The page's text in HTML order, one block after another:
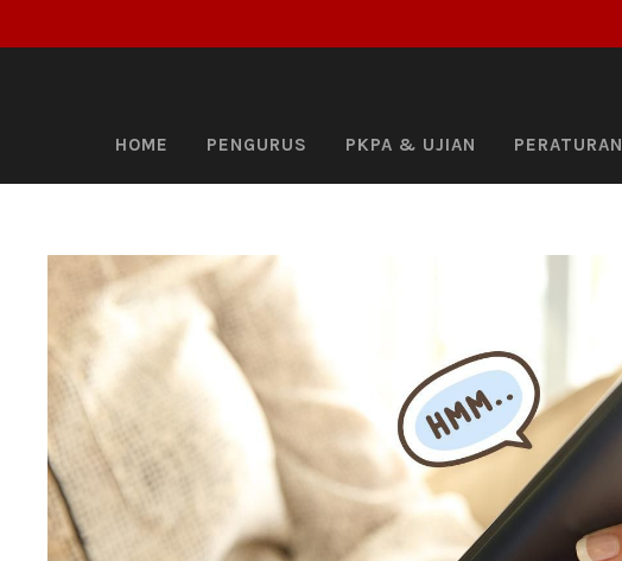
HOME PENGURUS PKPA & UJIAN PERATURAN